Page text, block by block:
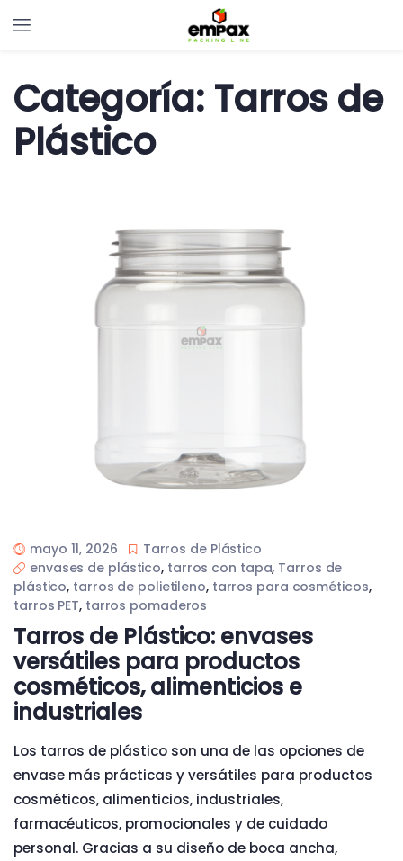
Categoría: Tarros de
Plástico
mayo 11, 2026
Tarros de Plástico
envases de plástico, tarros con tapa, Tarros de
plástico, tarros de polietileno, tarros para cosméticos,
tarros PET, tarros pomaderos
Tarros de Plástico: envases
versátiles para productos
cosméticos, alimenticios e
industriales
Los tarros de plástico son una de las opciones de
envase más prácticas y versátiles para productos
cosméticos, alimenticios, industriales,
farmacéuticos, promocionales y de cuidado
personal. Gracias a su diseño de boca ancha,